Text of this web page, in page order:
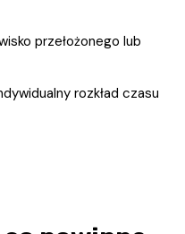
przełożonego lub
rozkład czasu